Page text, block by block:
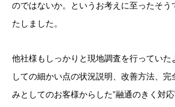
のではないか。というお考えに至ったそう
たしました。
他社様もしっかりと現地調査を行っていた
しての細かい点の状況説明、改善方法、
みとしてのお客様からした”融通のきく対